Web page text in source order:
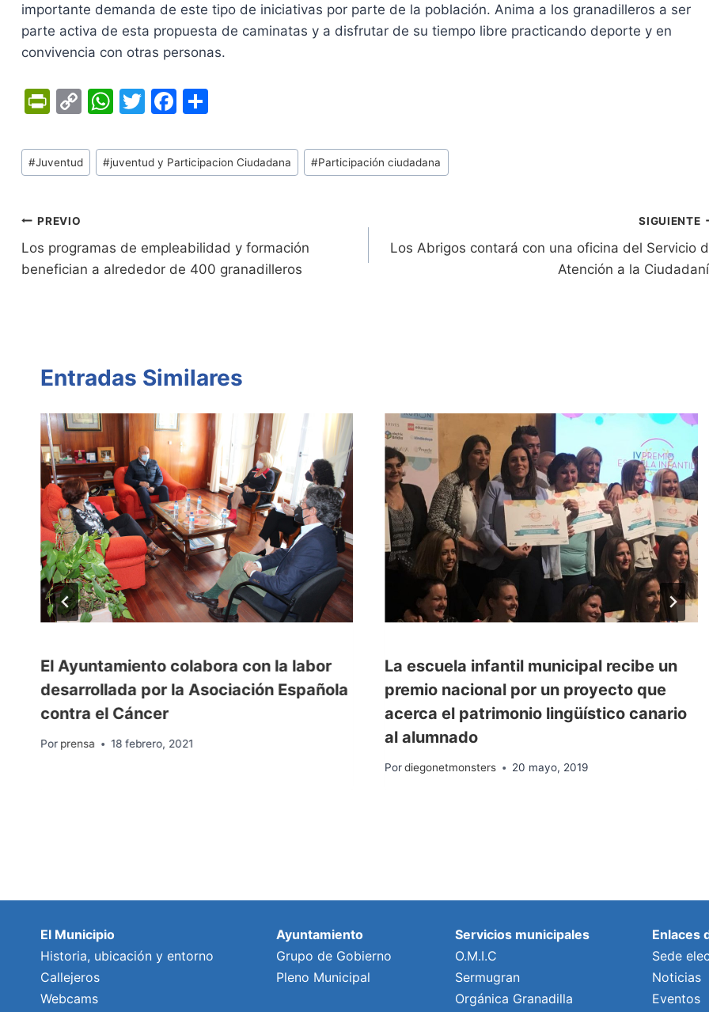
importante demanda de este tipo de iniciativas por parte de la población. Anima a los granadilleros a ser
parte activa de esta propuesta de caminatas y a disfrutar de su tiempo libre practicando deporte y en
convivencia con otras personas.
Pr
tF
ri
n
dl
y
C
p
y
k
W
at
s
p
T
itt
er
F
c
e
o
k
m
p
Tags
de
#Juventud #juventud y Participacion Ciudadana #Participación ciudadana
Navegación
de
PREVIO
Los programas de empleabilidad y formación
benefician a alrededor de 400 granadilleros
SIGUIENTE
Los Abrigos contará con una oficina del Servicio
Atención a la
Entradas Similares
El Ayuntamiento colabora con la labor
desarrollada por la Asociación Española
contra el Cáncer
Por prensa 18 febrero, 2021
La escuela infantil municipal recibe un
premio nacional por un proyecto que
acerca el patrimonio lingüístico canario
al alumnado
Por diegonetmonsters 20 mayo, 2019
El Municipio
Historia, ubicación y entorno
Callejeros
Webcams
Ayuntamiento
Grupo de Gobierno
Pleno Municipal
Servicios municipales
O.M.I.C
Sermugran
Orgánica Granadilla
Enlaces
Sede
Noticias
Eventos